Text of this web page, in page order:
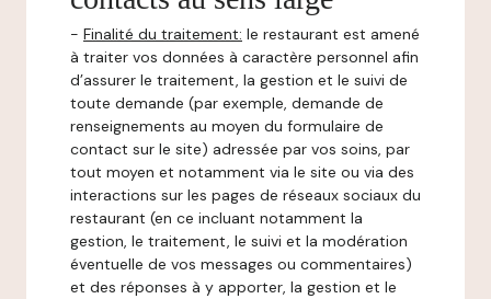
- Finalité du traitement: le restaurant est amené
à traiter vos données à caractère personnel afin
d’assurer le traitement, la gestion et le suivi de
toute demande (par exemple, demande de
renseignements au moyen du formulaire de
contact sur le site) adressée par vos soins, par
tout moyen et notamment via le site ou via des
interactions sur les pages de réseaux sociaux du
restaurant (en ce incluant notamment la
gestion, le traitement, le suivi et la modération
éventuelle de vos messages ou commentaires)
et des réponses à y apporter, la gestion et le